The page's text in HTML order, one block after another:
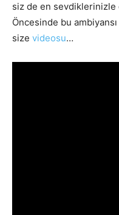
siz de en
Öncesinde bu
size videosu…